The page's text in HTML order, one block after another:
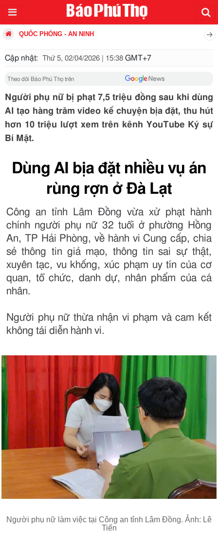
QUỐC PHÒNG - AN NINH
Cập nhật: Thứ 5, 02/04/2026 | 15:38 GMT+7
Theo dõi Báo Phú Thọ trên
Người phụ nữ bị phạt 7,5 triệu đồng sau khi dùng
AI tạo hàng trăm video kể chuyện bịa đặt, thu hút
hơn 10 triệu lượt xem trên kênh YouTube Ký sự
Bí Mật.
Dùng AI bịa đặt nhiều vụ án
rùng rợn ở Đà Lạt
Công an tỉnh Lâm Đồng vừa xử phạt hành
chính người phụ nữ 32 tuổi ở phường Hồng
An, TP Hải Phòng, về hành vi Cung cấp, chia
sẻ thông tin giả mạo, thông tin sai sự thật,
xuyên tạc, vu khống, xúc phạm uy tín của cơ
quan, tổ chức, danh dự, nhân phẩm của cá
nhân.
Người phụ nữ thừa nhận vi phạm và cam kết
không tái diễn hành vi.
Người phụ nữ làm việc tại Công an tỉnh Lâm Đồng. Ảnh: Lê
Tiến